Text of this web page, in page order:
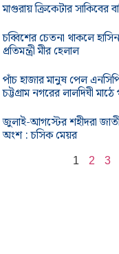
মাগুরায় ক্রিকেটার সাকিবের
চব্বিশের চেতনা থাকলে
প্রতিমন্ত্রী মীর হেলাল
পাঁচ হাজার মানুষ পেল
চট্টগ্রাম নগরের লালদিঘী
জুলাই-আগস্টের শহীদরা
অংশ : চসিক মেয়র
1 2 3